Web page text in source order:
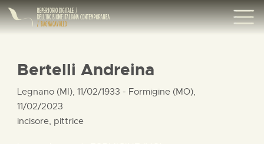
Bertelli Andreina
Legnano (MI), 11/02/1933 - Formigine (MO),
11/02/2023
incisore, pittrice